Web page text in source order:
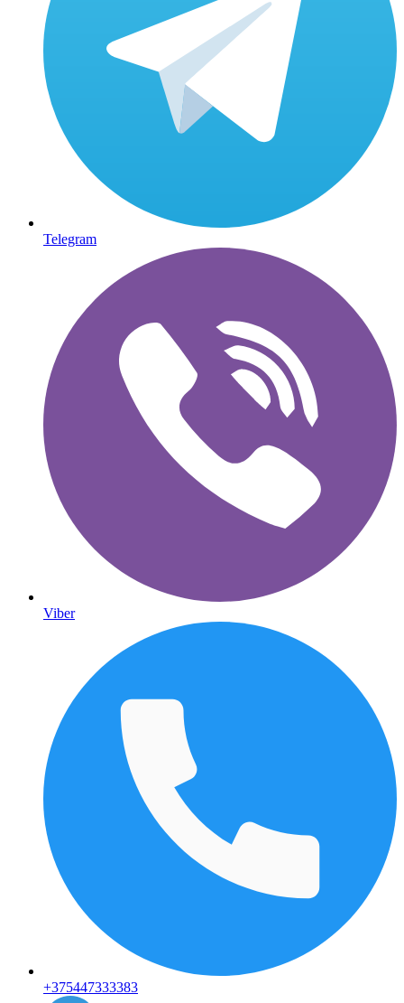
Telegram
Viber
+375447333383